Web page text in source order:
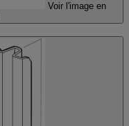
Voir l'image en